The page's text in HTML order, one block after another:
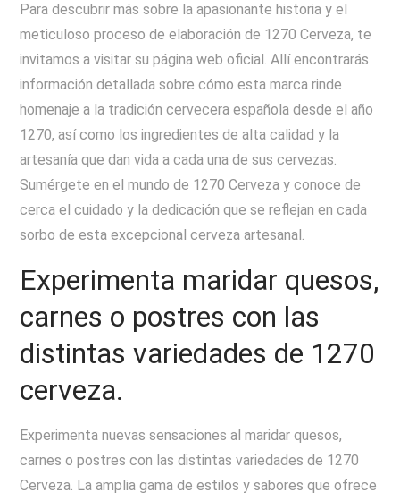
Para descubrir más sobre la apasionante historia y el
meticuloso proceso de elaboración de 1270 Cerveza, te
invitamos a visitar su página web oficial. Allí encontrarás
información detallada sobre cómo esta marca rinde
homenaje a la tradición cervecera española desde el año
1270, así como los ingredientes de alta calidad y la
artesanía que dan vida a cada una de sus cervezas.
Sumérgete en el mundo de 1270 Cerveza y conoce de
cerca el cuidado y la dedicación que se reflejan en cada
sorbo de esta excepcional cerveza artesanal.
Experimenta maridar quesos,
carnes o postres con las
distintas variedades de 1270
cerveza.
Experimenta nuevas sensaciones al maridar quesos,
carnes o postres con las distintas variedades de 1270
Cerveza. La amplia gama de estilos y sabores que ofrece